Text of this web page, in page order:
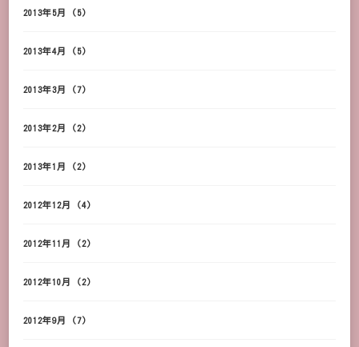
2013年5月 (5)
2013年4月 (5)
2013年3月 (7)
2013年2月 (2)
2013年1月 (2)
2012年12月 (4)
2012年11月 (2)
2012年10月 (2)
2012年9月 (7)